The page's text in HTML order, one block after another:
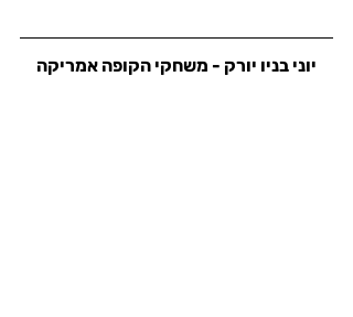
יוני בניו יורק - משחקי הקופה אמריקה